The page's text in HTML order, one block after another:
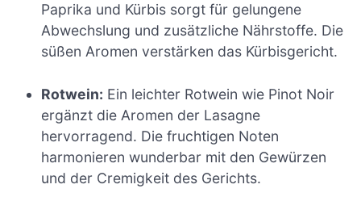
Paprika und Kürbis sorgt für gelungene
Abwechslung und zusätzliche Nährstoffe. Die
süßen Aromen verstärken das Kürbisgericht.
Rotwein: Ein leichter Rotwein wie Pinot Noir
ergänzt die Aromen der Lasagne
hervorragend. Die fruchtigen Noten
harmonieren wunderbar mit den Gewürzen
und der Cremigkeit des Gerichts.